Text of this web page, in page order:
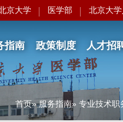
京大学 医学部 北京大
指南 政策制度 人才招
首页»服务指南» 专业技术职